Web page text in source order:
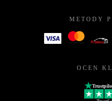
METODY
OCEN